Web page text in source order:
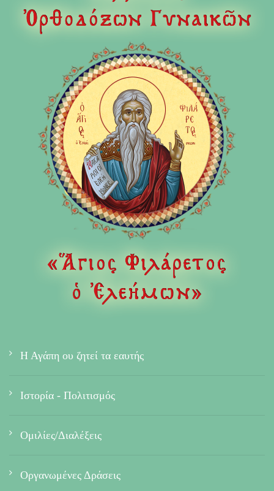
Η Αγάπη ου ζητεί τα εαυτής
Ιστορία - Πολιτισμός
Ομιλίες/Διαλέξεις
Οργανωμένες Δράσεις